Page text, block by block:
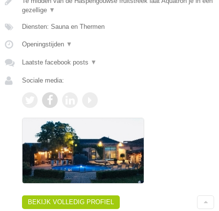
gezellige ▼
Diensten: Sauna en Thermen
Openingstijden ▼
Laatste facebook posts ▼
Sociale media:
BEKIJK VOLLEDIG PROFIEL